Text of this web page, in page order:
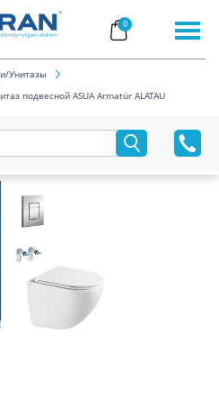
0
Унитазы
подвесной ASUA Armatür ALATAU